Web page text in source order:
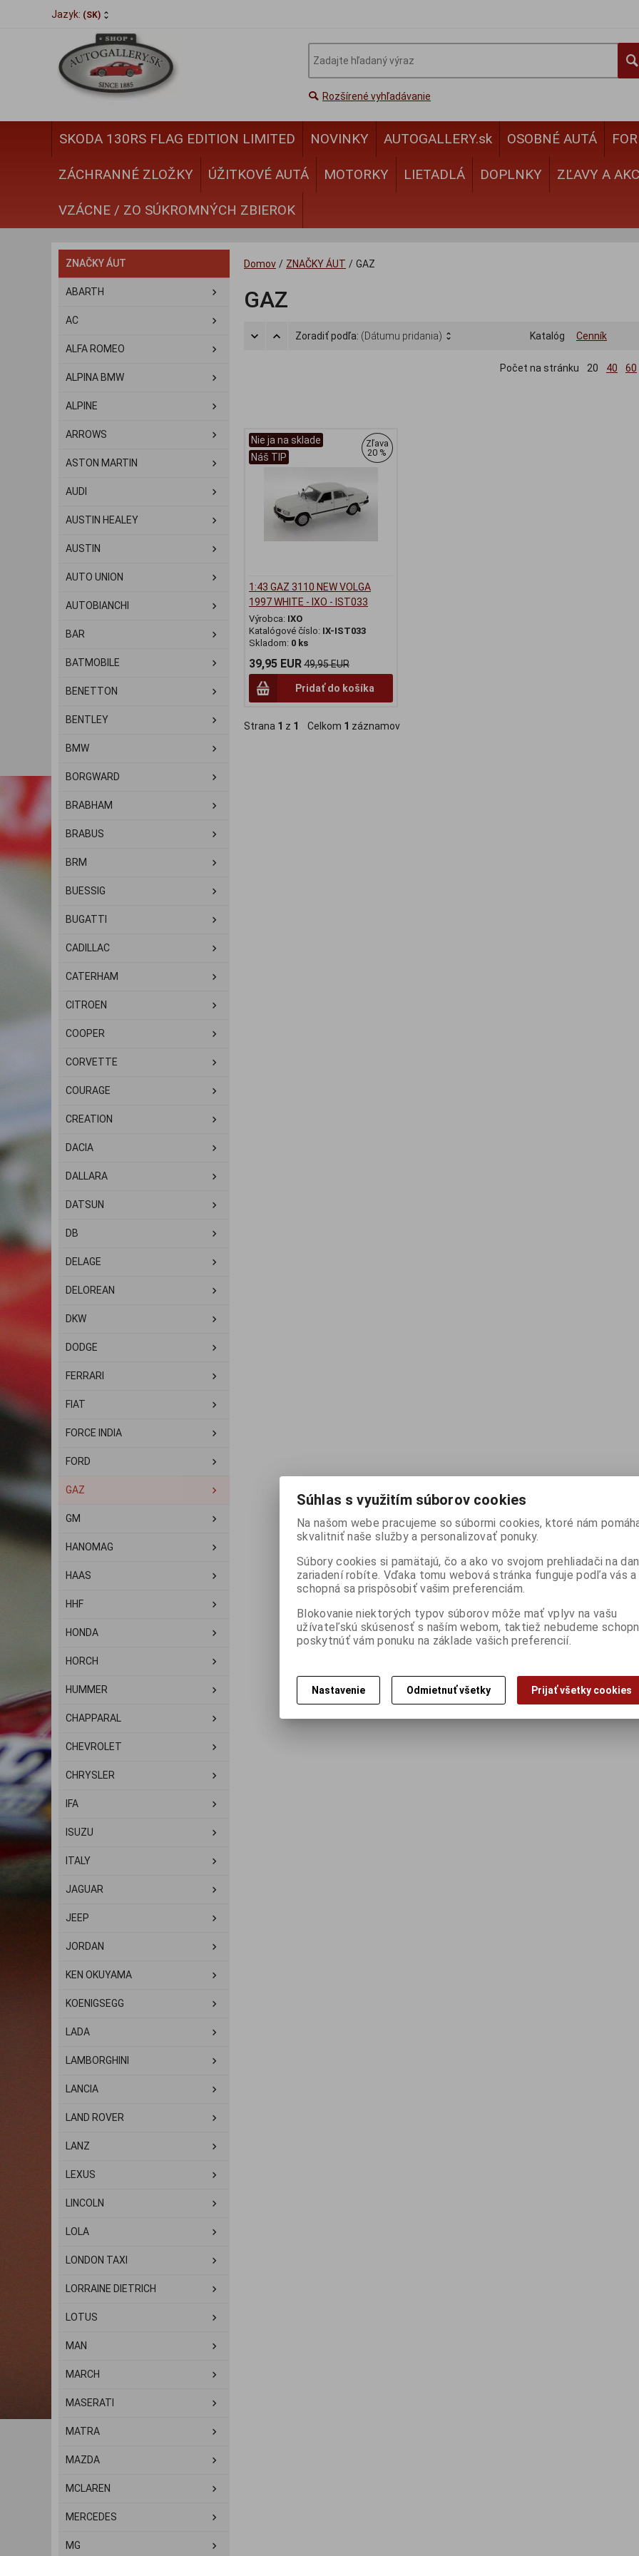
Jazyk: (SK)
Rozšírené vyhľadávanie
SKODA 130RS FLAG EDITION LIMITED NOVINKY AUTOGALLERY.sk OSOBNÉ AUTÁ
ZÁCHRANNÉ ZLOŽKY ÚŽITKOVÉ AUTÁ MOTORKY LIETADLÁ DOPLNKY ZĽAVY A
VZÁCNE / ZO SÚKROMNÝCH ZBIEROK
ZNAČKY ÁUT
ABARTH
AC
ALFA ROMEO
ALPINA BMW
ALPINE
ARROWS
ASTON MARTIN
AUDI
AUSTIN HEALEY
AUSTIN
AUTO UNION
AUTOBIANCHI
BAR
BATMOBILE
BENETTON
BENTLEY
BMW
BORGWARD
BRABHAM
BRABUS
BRM
BUESSIG
BUGATTI
CADILLAC
CATERHAM
CITROEN
COOPER
CORVETTE
COURAGE
CREATION
DACIA
DALLARA
DATSUN
DB
DELAGE
DELOREAN
DKW
DODGE
FERRARI
FIAT
FORCE INDIA
FORD
GAZ
GM
HANOMAG
HAAS
HHF
HONDA
HORCH
HUMMER
CHAPPARAL
CHEVROLET
CHRYSLER
IFA
ISUZU
ITALY
JAGUAR
JEEP
JORDAN
KEN OKUYAMA
KOENIGSEGG
LADA
LAMBORGHINI
LANCIA
LAND ROVER
LANZ
LEXUS
LINCOLN
LOLA
LONDON TAXI
LORRAINE DIETRICH
LOTUS
MAN
MARCH
MASERATI
MATRA
MAZDA
MCLAREN
MERCEDES
MG
Domov / ZNAČKY ÁUT / GAZ
GAZ
Zoradiť podľa: (Dátumu pridania) Katalóg Cenník
Počet na stránku 20 40 60
Nie ja na sklade
Náš TIP
Zľava
20 %
1:43 GAZ 3110 NEW VOLGA
1997 WHITE - IXO - IST033
Výrobca: IXO
Katalógové číslo: IX-IST033
Skladom: 0 ks
39,95 EUR49,95 EUR
Pridať do košíka
Strana 1 z 1 Celkom 1 záznamov
Súhlas s využitím súborov cookies
Na našom webe pracujeme so súbormi cookies, ktoré nám
skvalitniť naše služby a personalizovať ponuky.
Súbory cookies si pamätajú, čo a ako vo svojom prehliadači na
zariadení robíte. Vďaka tomu webová stránka funguje podľa vás a
schopná sa prispôsobiť vašim preferenciám.
Blokovanie niektorých typov súborov môže mať vplyv na vašu
užívateľskú skúsenosť s naším webom, taktiež nebudeme
poskytnúť vám ponuku na základe vašich preferencií.
Nastavenie Odmietnuť všetky Prijať všetky cookies